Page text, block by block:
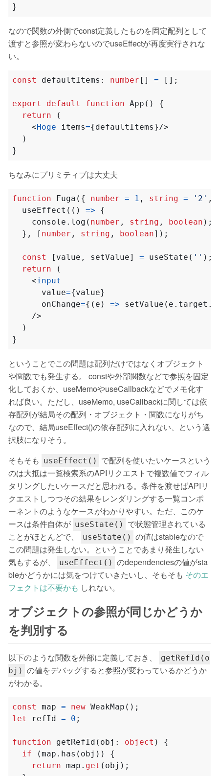
}
なので関数の外側でconst定義したものを固定配列として
渡すと参照が変わらないのでuseEffectが再度実行されな
い。
const defaultItems : number [] = [];
export default function App() {
return
(
<Hoge items={defaultItems}/>
)
}
ちなみにプリミティブは大丈夫
function Fuga ({ number = 1 , string = '2' ,
useEffect (() =>
{
console . log ( number , string , boolean );
},
[ number , string , boolean]);
const [ value , setValue] = useState ( '' );
return
(
<input
value={value}
onChange={( e ) => setValue ( e . target .
/>
)
}
ということでこの問題は配列だけではなくオブジェクト
や関数でも発生する。 constや外部関数などで参照を固定
化しておくか、useMemoやuseCallbackなどでメモ化す
れば良い。ただし、useMemo, useCallbackに関しては依
存配列が結局その配列・オブジェクト・関数になりがち
なので、結局useEffect()の依存配列に入れない、という選
択肢になりそう。
そもそも useEffect()
で配列を使いたいケースという
のは大抵は一覧検索系のAPIリクエストで複数値でフィル
タリングしたいケースだと思われる。条件を渡せばAPIリ
クエストしつつその結果をレンダリングする一覧コンポ
ーネントのようなケースがわかりやすい。ただ、このケ
ースは条件自体が useState()
で状態管理されている
ことがほとんどで、
useState() の値はstableなので
この問題は発生しない。ということであまり発生しない
気もするが、
useEffect() のdependenciesの値がsta
bleかどうかには気をつけていきたいし、そもそも そのエ
フェクトは不要かも しれない。
オブジェクトの参照が同じかどうか
を判別する
以下のような関数を外部に定義しておき、
getRefId(o
bj) の値をデバッグすると参照が変わっているかどうか
がわかる。
const map = new WeakMap ();
let
refId = 0 ;
function getRefId ( obj : object )
{
if
(map . has ( obj ))
{
return map . get ( obj );